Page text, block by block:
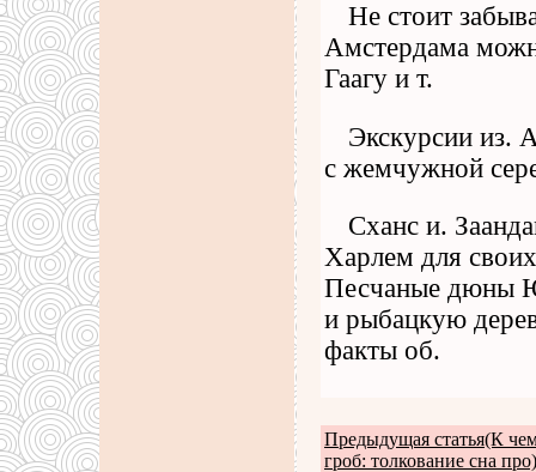
Не стоит
Амстердама
Гаагу и т.
Экскурсии из.
с жемчужной
Сханс и.
Харлем для
Песчаные дюны
и рыбацкую
факты об.
Предыдущая статья(К
гроб: толкование сна про)